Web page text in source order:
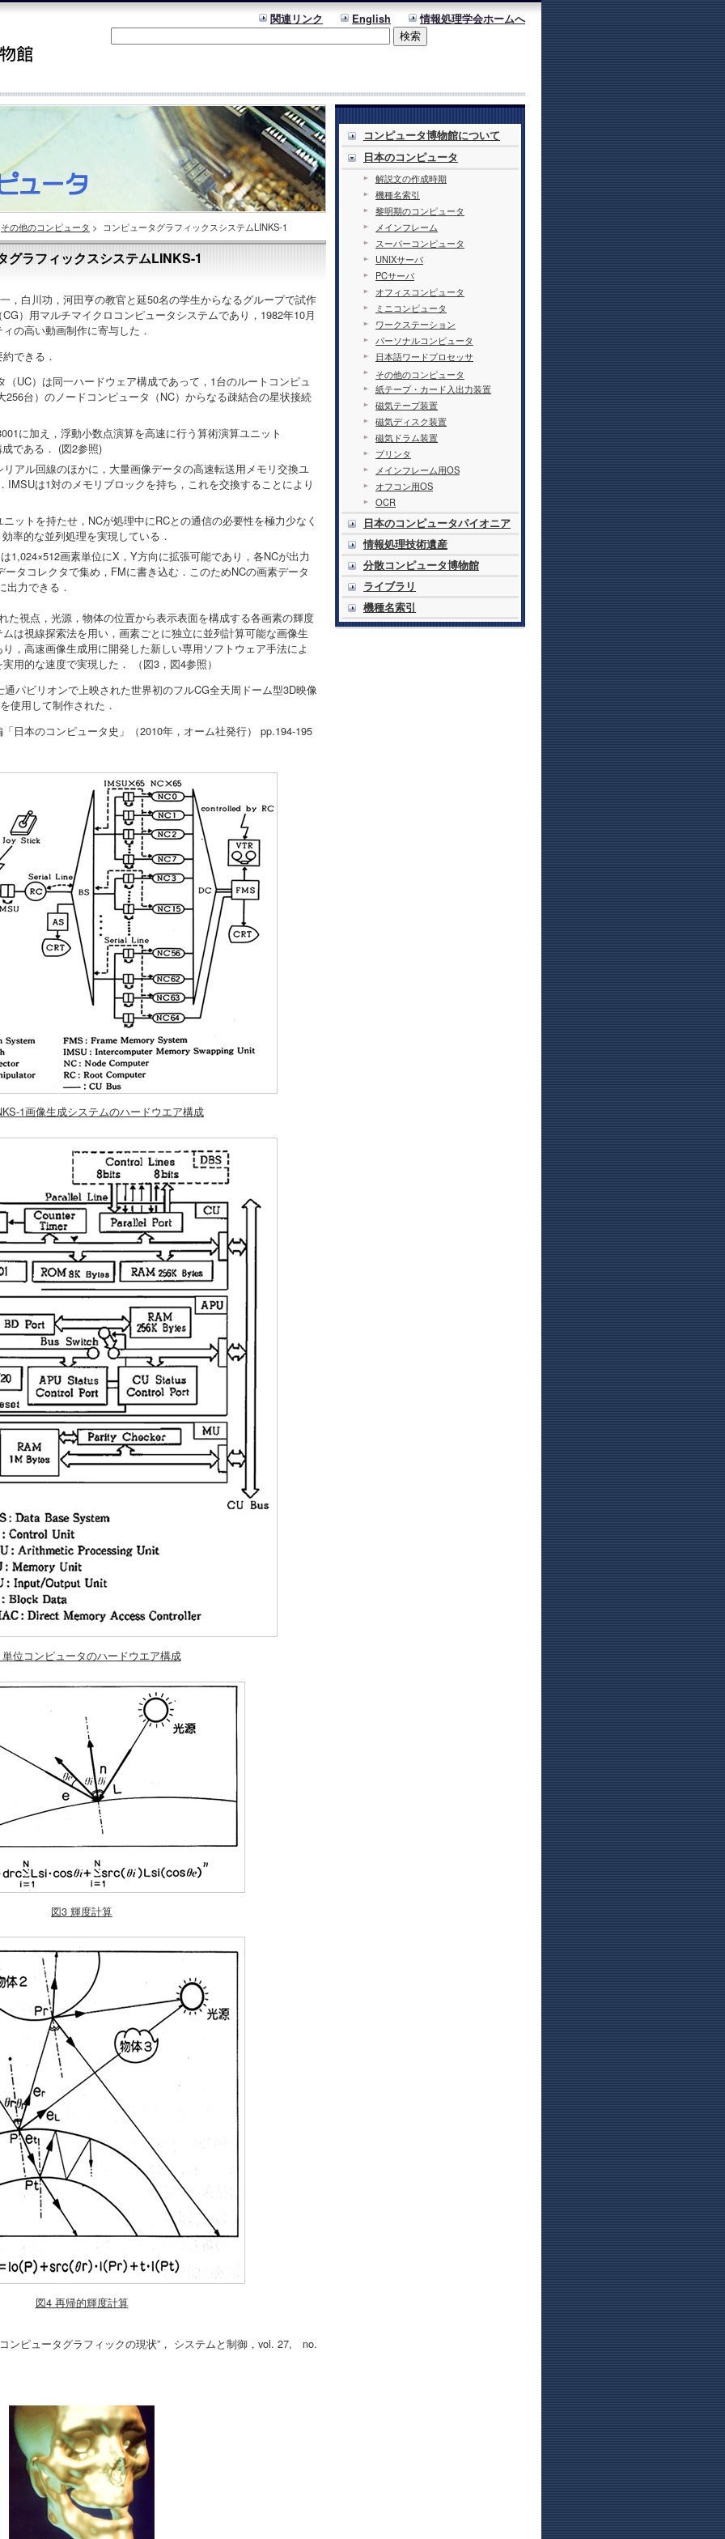
関連リンク English 情報処理学会ホームへ
その他のコンピュータ > コンピュータグラフィックスシステムLINKS-1
グラフィックスシステムLINKS-1
，白川功，河田亨の教官と延50名の学生からなるグループで試作
）用マルチマイクロコンピュータシステムであり，1982年10月
の高い動画制作に寄与した．
できる．
UC）は同一ハードウェア構成であって，1台のルートコンピュ
256台）のノードコンピュータ（NC）からなる疎結合の星状接続
に加え，浮動小数点演算を高速に行う算術演算ユニット
である． (図2参照)
アル回線のほかに，大量画像データの高速転送用メモリ交換ユ
IMSUは1対のメモリブロックを持ち，これを交換することにより
ットを持たせ，NCが処理中にRCとの通信の必要性を極力少なく
率的な並列処理を実現している．
1,024×512画素単位にX，Y方向に拡張可能であり，各NCが出力
タコレクタで集め，FMに書き込む．このためNCの画素データ
出力できる．
た視点，光源，物体の位置から表示表面を構成する各画素の輝度
は視線探索法を用い，画素ごとに独立に並列計算可能な画像生
，高速画像生成用に開発した新しい専用ソフトウェア手法によ
用的な速度で実現した． （図3，図4参照）
パビリオンで上映された世界初のフルCG全天周ドーム型3D映像
使用して制作された．
日本のコンピュータ史」（2010年，オーム社発行） pp.194-195
1画像生成システムのハードウエア構成
位コンピュータのハードウエア構成
図3 輝度計算
図4 再帰的輝度計算
ンピュータグラフィックの現状”， システムと制御，vol. 27, no.
コンピュータ博物館について
日本のコンピュータ
解説文の作成時期
機種名索引
黎明期のコンピュータ
メインフレーム
スーパーコンピュータ
UNIXサーバ
PCサーバ
オフィスコンピュータ
ミニコンピュータ
ワークステーション
パーソナルコンピュータ
日本語ワードプロセッサ
その他のコンピュータ
紙テープ・カード入出力装置
磁気テープ装置
磁気ディスク装置
磁気ドラム装置
プリンタ
メインフレーム用OS
オフコン用OS
OCR
日本のコンピュータパイオニア
情報処理技術遺産
分散コンピュータ博物館
ライブラリ
機種名索引